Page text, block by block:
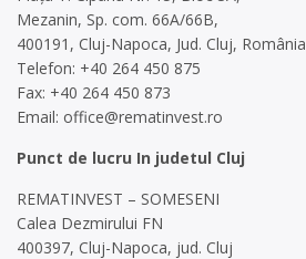
Mezanin, Sp. com. 66A/66B,
400191, Cluj-Napoca, Jud. Cluj, România
Telefon: +40 264 450 875
Fax: +40 264 450 873
Email: office@rematinvest.ro
Punct de lucru In judetul Cluj
REMATINVEST – SOMESENI
Calea Dezmirului FN
400397, Cluj-Napoca, jud. Cluj